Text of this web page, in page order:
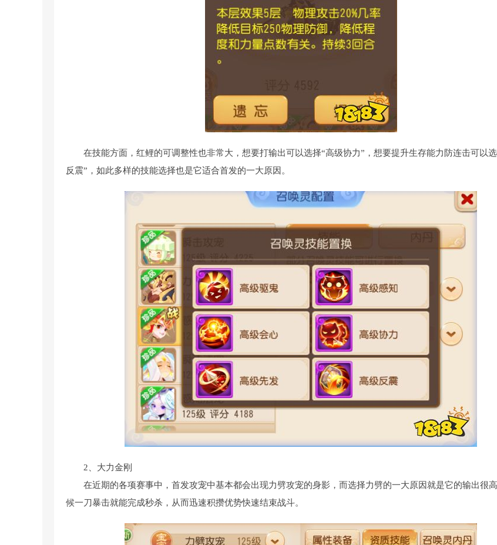
在技能方面，红鲤的可调整性也非常大，想要打输出可以选择“高级协力”，想要提升生存能力防连击可以
反震”，如此多样的技能选择也是它适合首发的一大原因。
2、大力金刚
在近期的各项赛事中，首发攻宠中基本都会出现力劈攻宠的身影，而选择力劈的一大原因就是它的输出很
候一刀暴击就能完成秒杀，从而迅速积攒优势快速结束战斗。